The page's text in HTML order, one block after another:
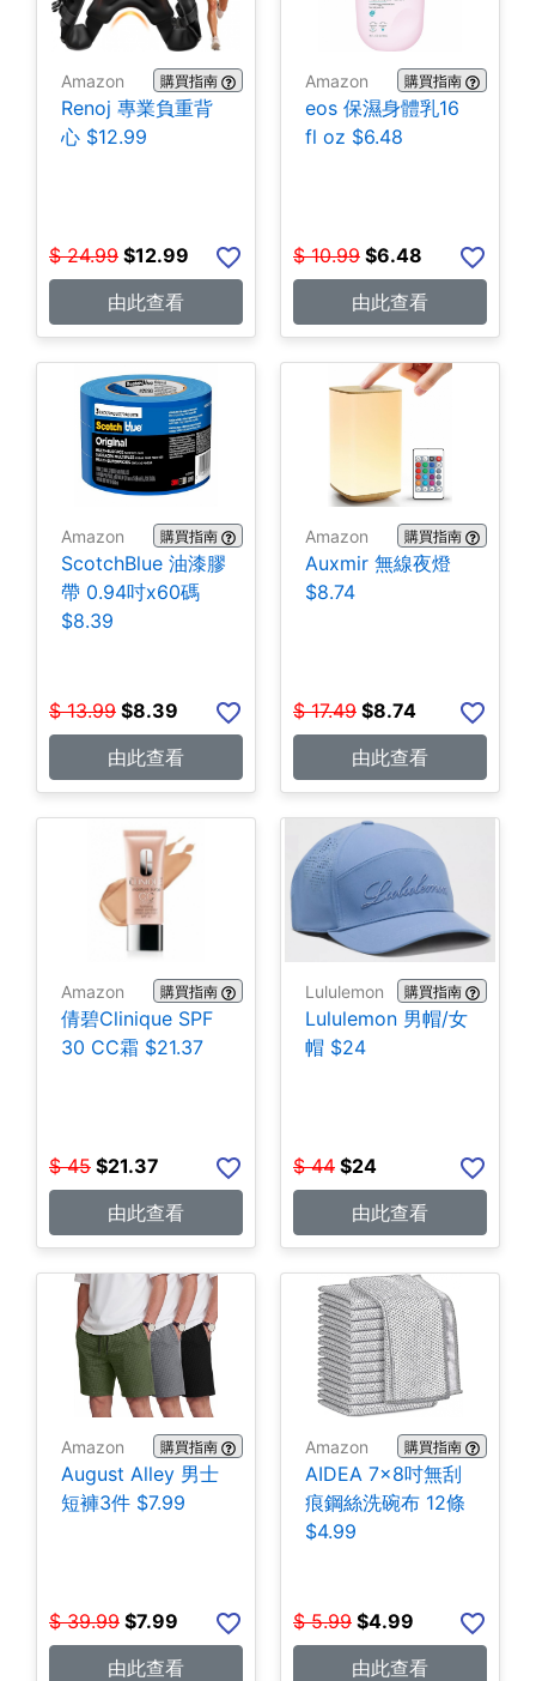
Amazon 購買指南
Renoj 專業負重背
心 $12.99
$ 24.99 $12.99
由此查看
Amazon 購買指南
eos 保濕身體乳16
fl oz $6.48
$ 10.99 $6.48
由此查看
Amazon 購買指南
ScotchBlue 油漆膠
帶 0.94吋x60碼
$8.39
$ 13.99 $8.39
由此查看
Amazon 購買指南
Auxmir 無線夜燈
$8.74
$ 17.49 $8.74
由此查看
Amazon 購買指南
倩碧Clinique SPF
30 CC霜 $21.37
$ 45 $21.37
由此查看
Lululemon 購買指南
Lululemon 男帽/女
帽 $24
$ 44 $24
由此查看
Amazon 購買指南
August Alley 男士
短褲3件 $7.99
$ 39.99 $7.99
由此查看
Amazon 購買指南
AIDEA 7×8吋無刮
痕鋼絲洗碗布 12條
$4.99
$ 5.99 $4.99
由此查看